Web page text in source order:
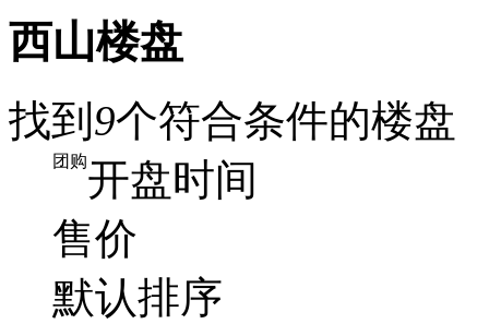
西山楼盘
找到 9个符合条件的楼盘
团购开盘时间
售价
默认排序